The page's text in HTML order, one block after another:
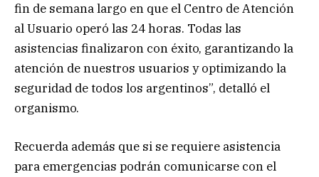
fin de semana largo en que el Centro de Atención
al Usuario operó las 24 horas. Todas las
asistencias finalizaron con éxito, garantizando la
atención de nuestros usuarios y optimizando la
seguridad de todos los argentinos”, detalló el
organismo.
Recuerda además que si se requiere asistencia
para emergencias podrán comunicarse con el